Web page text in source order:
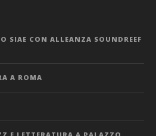
SIAE CON ALLEANZA SOUNDREEF
A ROMA